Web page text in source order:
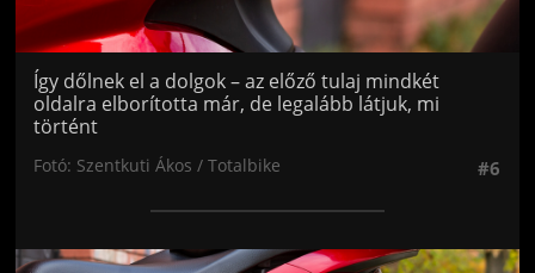
Így dőlnek el a dolgok – az előző tulaj mindkét
oldalra elborította már, de legalább látjuk, mi
történt
Fotó: Szentkuti Ákos / Totalbike #6